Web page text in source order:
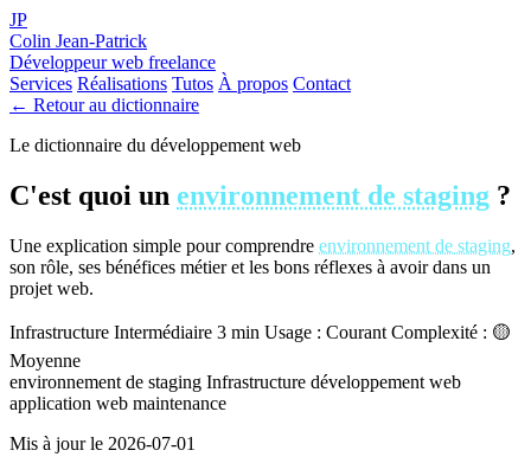
JP
Colin Jean-Patrick
Développeur web freelance
Services Réalisations Tutos À propos Contact
← Retour au dictionnaire
Le dictionnaire du développement web
C'est quoi un environnement de staging ?
Une explication simple pour comprendre environnement de staging,
son rôle, ses bénéfices métier et les bons réflexes à avoir dans un
projet web.
Infrastructure Intermédiaire 3 min Usage : Courant Complexité : 🟡
Moyenne
environnement de staging Infrastructure développement web
application web maintenance
Mis à jour le 2026-07-01